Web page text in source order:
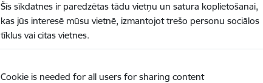
Šīs sīkdatnes ir paredzētas tādu vietņu un satura koplietošanai,
kas jūs interesē mūsu vietnē, izmantojot trešo personu sociālos
tīklus vai citas vietnes.
Cookie is needed for all users for sharing content